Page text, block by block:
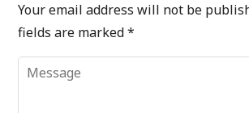
Your email address will not be
fields are marked*